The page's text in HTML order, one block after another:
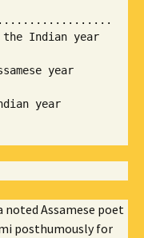
Indian year
year
year
noted Assamese poet
posthumously for